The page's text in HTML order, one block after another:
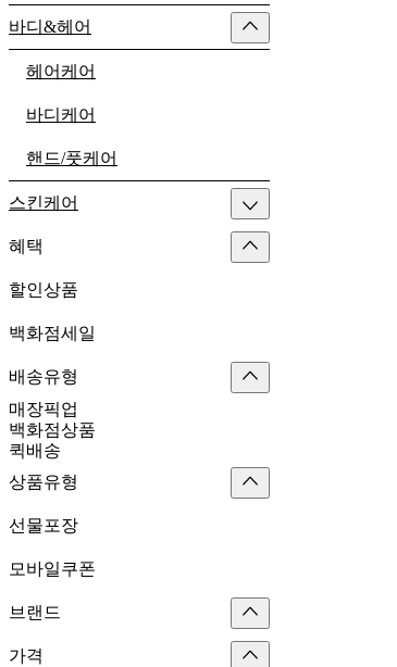
바디&헤어
헤어케어
바디케어
핸드/풋케어
스킨케어
혜택
할인상품
백화점세일
배송유형
매장픽업
백화점상품
퀵배송
상품유형
선물포장
모바일쿠폰
브랜드
가격